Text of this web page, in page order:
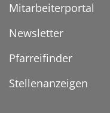
Mitarbeiterportal
Newsletter
Pfarreifinder
Stellenanzeigen